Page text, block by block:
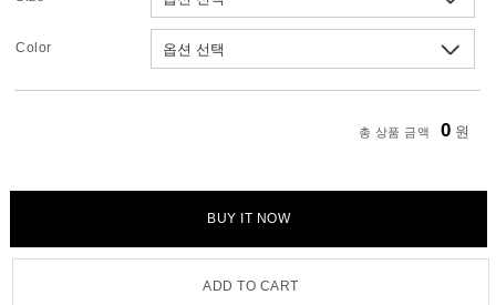
Color
총 상품 금액 0 원
BUY IT NOW
ADD TO CART